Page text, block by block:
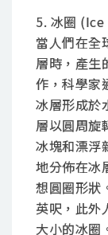
5. 冰圈
當人們在全
層時，產生
作，科學家
冰層形成於
層以圓周旋
冰塊和漂浮
地分佈在冰
想圓圈形狀
英呎，此外
大小的冰圈